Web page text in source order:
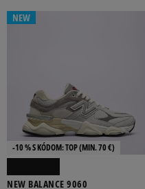
SIEŤOVINA
BÉŽOVÁ BIELA ČIERNA
NEW
-10 % S KÓDOM: TOP (MIN. 70 €)
NEW BALANCE 9060